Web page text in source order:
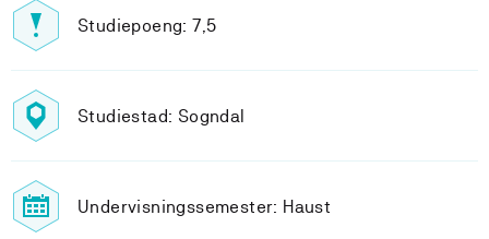
Studiepoeng: 7,5
Studiestad: Sogndal
Undervisningssemester: Haust